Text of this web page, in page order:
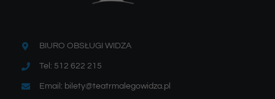
BIURO OBSŁUGI WIDZA
Tel: 512 622 215
Email: bilety@teatrmalegowidza.pl